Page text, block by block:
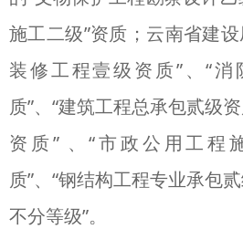
施工二级”资质；云南省建
装修工程壹级资质”、“
质”、“建筑工程总承包贰级
资质” 、“市政公用工程
质”、“钢结构工程专业承包
不分等级”。